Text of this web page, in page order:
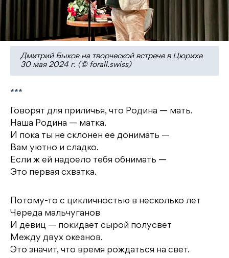
Дмитрий Быков на творческой встрече в Цюрихе
30 мая 2024 г. (© forall.swiss)
***
Говорят для приличья, что Родина — мать.
Наша Родина — матка.
И пока ты не склонен ее донимать —
Вам уютно и сладко.
Если ж ей надоело тебя обнимать —
Это первая схватка.
Потому-то с цикличностью в несколько лет
Череда мальчуганов
И девиц — покидает сырой полусвет
Между двух океанов.
Это значит, что время рождаться на свет.